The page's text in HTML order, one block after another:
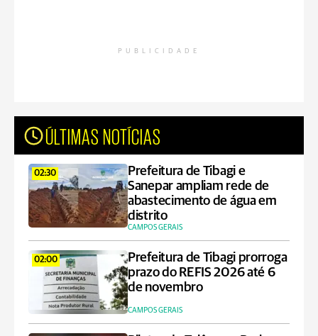
PUBLICIDADE
ÚLTIMAS NOTÍCIAS
02:30
Prefeitura de Tibagi e
Sanepar ampliam rede de
abastecimento de água em
distrito
CAMPOS GERAIS
02:00
Prefeitura de Tibagi prorroga
prazo do REFIS 2026 até 6
de novembro
CAMPOS GERAIS